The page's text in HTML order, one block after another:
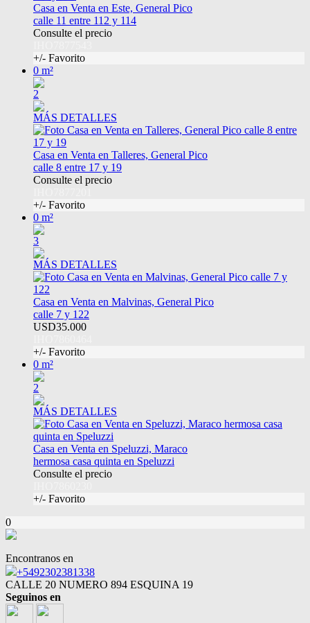
Casa en Venta en Este, General Pico
calle 11 entre 112 y 114
Consulte el precio
+/- Favorito
0 m²
2
MÁS DETALLES
Casa en Venta en Talleres, General Pico
calle 8 entre 17 y 19
Consulte el precio
+/- Favorito
0 m²
3
MÁS DETALLES
Casa en Venta en Malvinas, General Pico
calle 7 y 122
USD35.000
+/- Favorito
0 m²
2
MÁS DETALLES
Casa en Venta en Speluzzi, Maraco
hermosa casa quinta en Speluzzi
Consulte el precio
+/- Favorito
0
Encontranos en
+5492302381338
CALLE 20 NUMERO 894 ESQUINA 19
Seguinos en